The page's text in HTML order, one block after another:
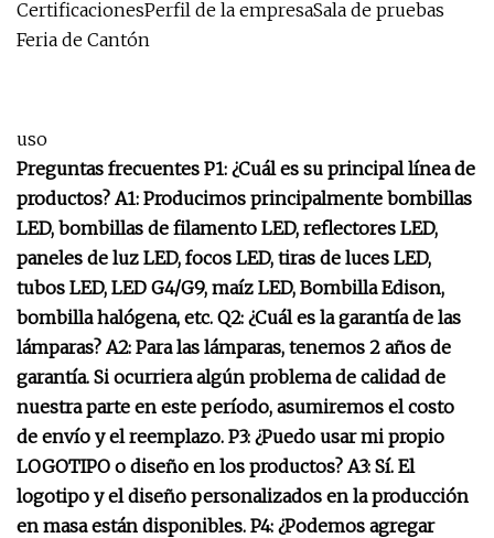
CertificacionesPerfil de la empresaSala de pruebas
Feria de Cantón
uso
Preguntas frecuentes P1: ¿Cuál es su principal línea de
productos? A1: Producimos principalmente bombillas
LED, bombillas de filamento LED, reflectores LED,
paneles de luz LED, focos LED, tiras de luces LED,
tubos LED, LED G4/G9, maíz LED, Bombilla Edison,
bombilla halógena, etc. Q2: ¿Cuál es la garantía de las
lámparas? A2: Para las lámparas, tenemos 2 años de
garantía. Si ocurriera algún problema de calidad de
nuestra parte en este período, asumiremos el costo
de envío y el reemplazo. P3: ¿Puedo usar mi propio
LOGOTIPO o diseño en los productos? A3: Sí. El
logotipo y el diseño personalizados en la producción
en masa están disponibles. P4: ¿Podemos agregar